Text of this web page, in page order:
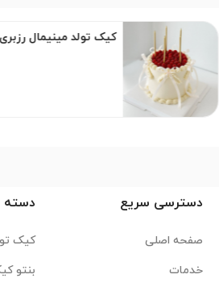
کیک تولد مینیمال رزبری
دسترسی سریع
صفحه اصلی
خدمات
دسته
کیک
بنتو